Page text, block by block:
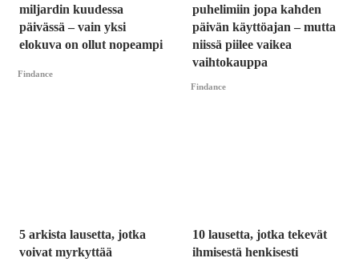
miljardin kuudessa
päivässä – vain yksi
elokuva on ollut nopeampi
Findance
puhelimiin jopa kahden
päivän käyttöajan – mutta
niissä piilee vaikea
vaihtokauppa
Findance
5 arkista lausetta, jotka
voivat myrkyttää
10 lausetta, jotka tekevät
ihmisestä henkisesti